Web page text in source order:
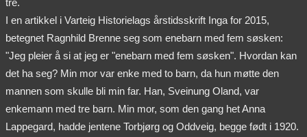
I en artikkel i Varteig Historielags årstidsskrift Inga for 2015,
betegnet Ragnhild Brenne seg som enebarn med fem søsken:
"Jeg pleier å si at jeg er "enebarn med fem søsken". Hvordan kan
det ha seg? Min mor var enke med to barn, da hun møtte den
mannen som skulle bli min far. Han, Sveinung Oland, var
enkemann med tre barn. Min mor, som den gang het Anna
Lappegard, hadde jentene Torbjørg og Oddveig, begge født i 1920.